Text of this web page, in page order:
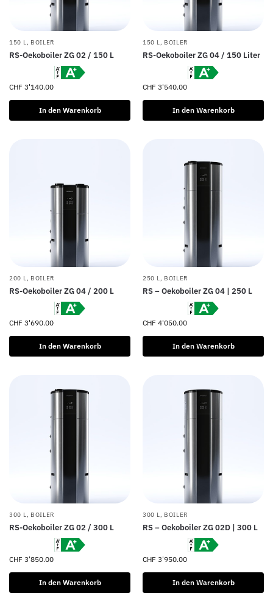
150 L , BOILER
RS-Oekoboiler ZG 02 / 150 L
CHF 3'140.00
In den Warenkorb
150 L , BOILER
RS-Oekoboiler ZG 04 / 150 Liter
CHF 3'540.00
In den Warenkorb
200 L, BOILER
RS-Oekoboiler ZG 04 / 200 L
CHF 3'690.00
In den Warenkorb
250 L, BOILER
RS – Oekoboiler ZG 04 | 250 L
CHF 4'050.00
In den Warenkorb
300 L, BOILER
RS-Oekoboiler ZG 02 / 300 L
CHF 3'850.00
In den Warenkorb
300 L, BOILER
RS – Oekoboiler ZG 02D | 300 L
CHF 3'950.00
In den Warenkorb